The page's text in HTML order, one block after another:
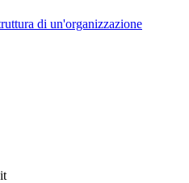
di un'organizzazione